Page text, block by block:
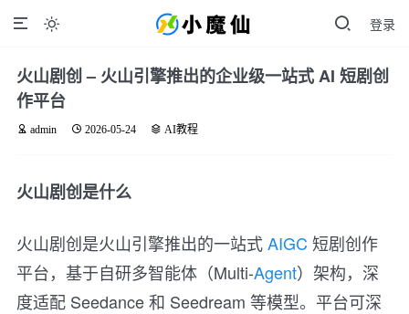
登录

火山剧创 – 火山引擎推出的企业级一站式 AI 短剧创
作平台
admin 2026-05-24 AI教程
火山剧创是什么
火山剧创是火山引擎推出的一站式AIGC 短剧创作
平台，基于自研多智能体（Multi-Agent）架构，深
度适配 Seedance 和 Seedream 等模型。平台可深